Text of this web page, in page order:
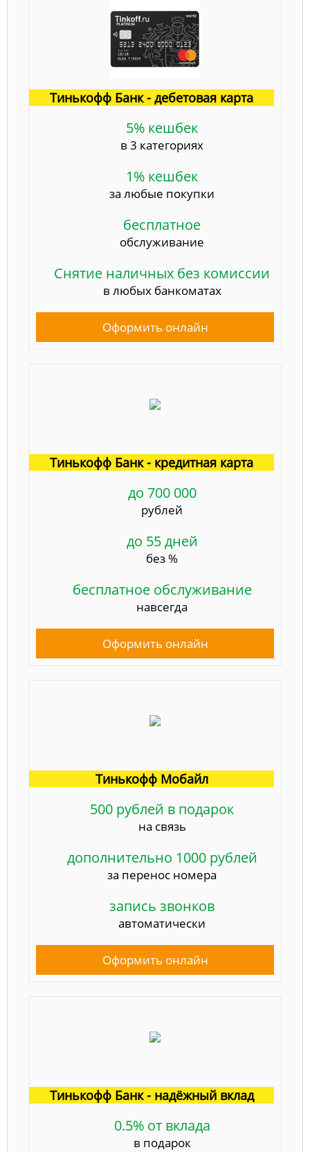
Тинькофф Банк - дебетовая карта
5% кешбек
в 3 категориях
1% кешбек
за любые покупки
бесплатное
обслуживание
Снятие наличных без комиссии
в любых банкоматах
Оформить онлайн
Тинькофф Банк - кредитная карта
до 700 000
рублей
до 55 дней
без %
бесплатное обслуживание
навсегда
Оформить онлайн
Тинькофф Мобайл
500 рублей в подарок
на связь
дополнительно 1000 рублей
за перенос номера
запись звонков
автоматически
Оформить онлайн
Тинькофф Банк - надёжный вклад
0.5% от вклада
в подарок